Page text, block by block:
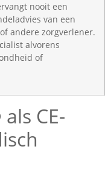
nooit een
van een
andere zorgverlener.
alvorens
of
CE-